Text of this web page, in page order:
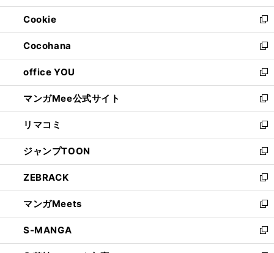
開
く
ウ
で
開
く
ン
ド
ウ
で
開
く
ウ
ィ
ン
ド
ウ
で
開
く
Cookie
新
し
い
ウ
ィ
ン
ド
ウ
で
開
く
Cocohana
新
し
い
ウ
ィ
ン
ド
ウ
で
開
く
office YOU
新
し
い
ウ
ィ
ン
ド
ウ
で
開
く
マンガMee公式サイト
新
し
い
ウ
ィ
ン
ド
ウ
で
開
く
リマコミ
新
し
い
ウ
ィ
ン
ド
ウ
で
開
ジャンプTOON
新
し
い
ウ
ィ
ン
ド
ウ
ZEBRACK
新
し
い
ウ
ィ
ン
マンガMeets
新
し
い
ウ
S-MANGA
新
し